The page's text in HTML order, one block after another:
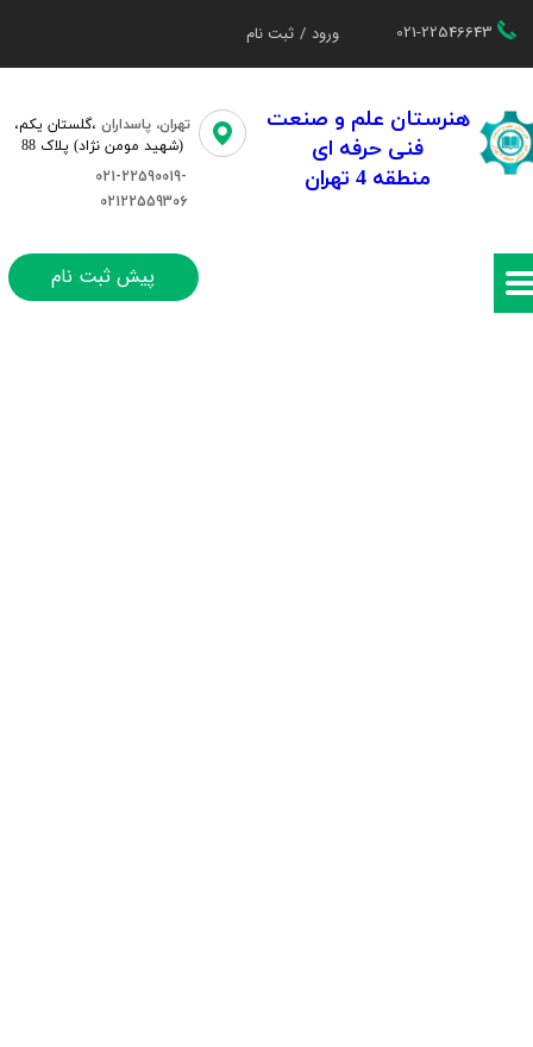
021-22546643 ورود / ثبت نام
تغییر گذر واژه
سفارشات
هنرستان علم و صنعت
فنی حرفه ای
منطقه 4 تهران
تهران، پاسداران ،گلستان یکم،​​
(شهید مومن نژاد) پلاک 88
021-22590019-
02122559306
پیش ثبت نام